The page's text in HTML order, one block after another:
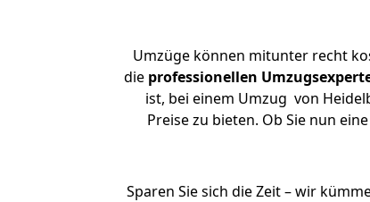
Umzüge können mitunter recht
die professionellen
ist, bei einem Umzug von
Preise zu bieten. Ob Sie nun
Sparen Sie sich die Zeit – wir